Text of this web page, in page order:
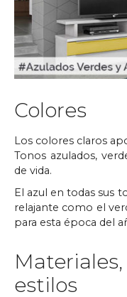
Colores
Los colores claros
Tonos azulados,
de vida.
El azul en todas sus
relajante como el
para esta época del
estilos